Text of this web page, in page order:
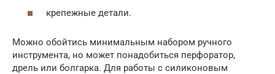
крепежные детали.
Можно обойтись минимальным набором ручного
инструмента, но может понадобиться перфоратор,
дрель или болгарка. Для работы с силиконовым